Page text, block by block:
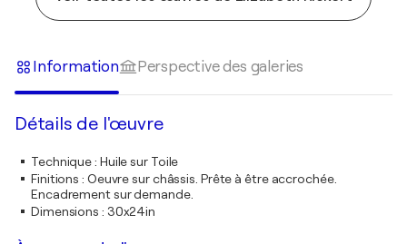
Information Perspective des galeries
Détails de l'œuvre
Technique: Huile sur Toile
Finitions : Oeuvre sur châssis. Prête à être accrochée.
Encadrement sur demande.
Dimensions : 30x24in